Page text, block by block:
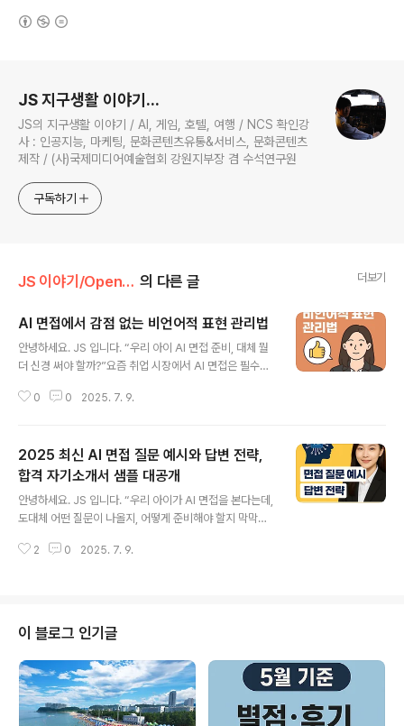
JS 지구생활 이야기...
JS의 지구생활 이야기 / AI, 게임, 호텔, 여행 / NCS 확인강
사 : 인공지능, 마케팅, 문화콘텐츠유통&서비스, 문화콘텐츠
제작 / (사)국제미디어예술협회 강원지부장 겸 수석연구원
구독하기
JS 이야기/Open AI 의 다른 글 더보기
AI 면접에서 감점 없는 비언어적 표현 관리법
안녕하세요. JS 입니다. “우리 아이 AI 면접 준비, 대체 뭘
더 신경 써야 할까?”요즘 취업 시장에서 AI 면접은 필수가
점수를 좌우한다는 사실, 알고 계셨나요?이 글을 통해감점
성공, 부모님의 작은 관심에서 시작됩니다!1. AI 면접이란?
- AI 면접의 핵심 평가 요소AI 면접은 인공지능이 지원자
의 답변뿐 아니라 표정, 시선, 목소리, 자세 등 비언어적 표
현까지 분석해 평가하는 방식입니다.최근 많은 대기업과
공기업에서 도입 중이며, 객관적인 평가와 효율성 때문에
빠르게 확산되고 있습니다.평가 요소주요 평가 기준표정자
0 0 2025. 7. 9.
2025 최신 AI 면접 질문 예시와 답변 전략,
합격 자기소개서 샘플 대공개
안녕하세요. JS 입니다. “우리 아이가 AI 면접을 본다는데,
도대체 어떤 질문이 나올지, 어떻게 준비해야 할지 막막하
공감합니다. 이 글에서는 실제 AI 면접 질문 예시와 합격을
최신 합격 자기소개서 샘플2025 AI 면접 트렌드와 실전
준비 전략 1-1. 2025년 AI 면접, 왜 중요한가?AI 면접이
란?AI 면접은 인공지능이 지원자의 표정, 음성, 답변 내용
을 분석해 공정하게 평가하는 비대면 면접 방식입니다. 20
25년 현재, 국내외 주요 기업의 70% 이상이 ..
2 0 2025. 7. 9.
이 블로그 인기글